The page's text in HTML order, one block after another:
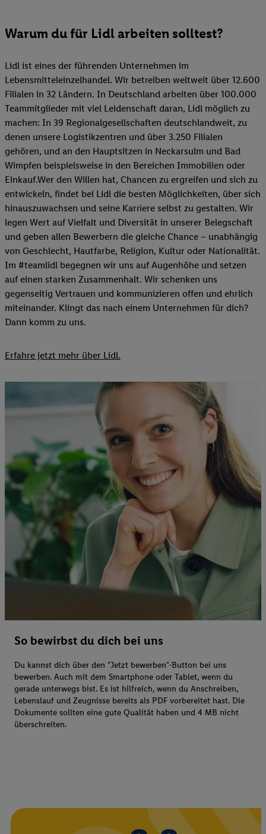
Warum du für Lidl arbeiten solltest?
Lidl ist eines der führenden Unternehmen im
Lebensmitteleinzelhandel. Wir betreiben weltweit über 12.600
Filialen in 32 Ländern. In Deutschland arbeiten über 100.000
Teammitglieder mit viel Leidenschaft daran, Lidl möglich zu
machen: In 39 Regionalgesellschaften deutschlandweit, zu
denen unsere Logistikzentren und über 3.250 Filialen
gehören, und an den Hauptsitzen in Neckarsulm und Bad
Wimpfen beispielsweise in den Bereichen Immobilien oder
Einkauf.Wer den Willen hat, Chancen zu ergreifen und sich zu
entwickeln, findet bei Lidl die besten Möglichkeiten, über sich
hinauszuwachsen und seine Karriere selbst zu gestalten. Wir
legen Wert auf Vielfalt und Diversität in unserer Belegschaft
und geben allen Bewerbern die gleiche Chance – unabhängig
von Geschlecht, Hautfarbe, Religion, Kultur oder Nationalität.
Im #teamlidl begegnen wir uns auf Augenhöhe und setzen
auf einen starken Zusammenhalt. Wir schenken uns
gegenseitig Vertrauen und kommunizieren offen und ehrlich
miteinander. Klingt das nach einem Unternehmen für dich?
Dann komm zu uns.​
Erfahre jetzt mehr über Lidl.
So bewirbst du dich bei uns
Du kannst dich über den "Jetzt bewerben"-Button bei uns
bewerben. Auch mit dem Smartphone oder Tablet, wenn du
gerade unterwegs bist. Es ist hilfreich, wenn du Anschreiben,
Lebenslauf und Zeugnisse bereits als PDF vorbereitet hast. Die
Dokumente sollten eine gute Qualität haben und 4 MB nicht
überschreiten.